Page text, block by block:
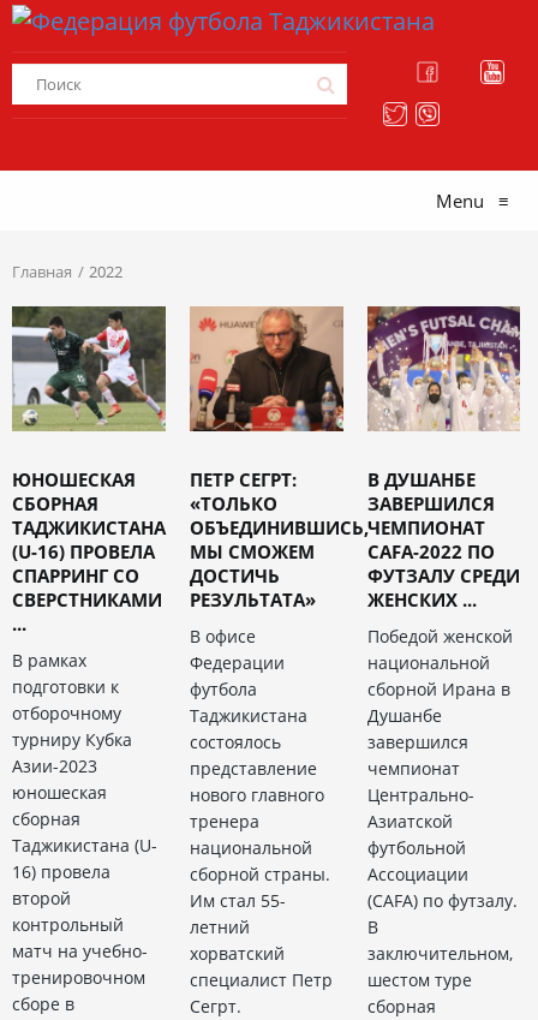
Menu ≡
Главная 2022
ЮНОШЕСКАЯ
СБОРНАЯ
ТАДЖИКИСТАНА
(U-16) ПРОВЕЛА
СПАРРИНГ СО
СВЕРСТНИКАМИ
...
В рамках
подготовки к
отборочному
турниру Кубка
Азии-2023
юношеская
сборная
Таджикистана (U-
16) провела
второй
контрольный
матч на учебно-
тренировочном
сборе в
ПЕТР СЕГРТ:
«ТОЛЬКО
ОБЪЕДИНИВШИСЬ,
МЫ СМОЖЕМ
ДОСТИЧЬ
РЕЗУЛЬТАТА»
В офисе
Федерации
футбола
Таджикистана
состоялось
представление
нового главного
тренера
национальной
сборной страны.
Им стал 55-
летний
хорватский
специалист Петр
Сегрт.
В ДУШАНБЕ
ЗАВЕРШИЛСЯ
ЧЕМПИОНАТ
CAFA-2022 ПО
ФУТЗАЛУ СРЕДИ
ЖЕНСКИХ ...
Победой женской
национальной
сборной Ирана в
Душанбе
завершился
чемпионат
Центрально-
Азиатской
футбольной
Ассоциации
(CAFA) по футзалу.
В
заключительном,
шестом туре
сборная